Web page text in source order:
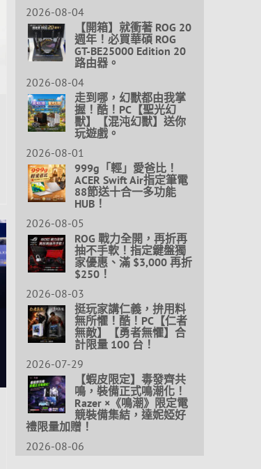
2026-08-04
【開箱】就衝著 ROG 20
週年！必買華碩 ROG
GT-BE25000 Edition 20
路由器。
2026-08-04
走到哪，幻獸都由我掌
握！酷！PC【聖光幻
獸】【混沌幻獸】送你
玩遊戲。
2026-08-01
999g「輕」愛爸比！
ACER Swift Air指定筆電
88節送十合一多功能
HUB！
2026-08-05
ROG 戰力全開，再折再
抽不手軟！指定鍵盤獨
家優惠、滿 $3,000 再折
$250！
2026-08-03
挺玩家講仁義，拚用料
無所懼！酷！PC【仁者
無敵】【勇者無懼】合
計限量 100 台！
2026-07-29
【蝦皮限定】毒發齊共
鳴，裝備正式鳴潮化！
Razer ×《鳴潮》限定電
競裝備集結，達妮婭好
禮限量加贈！
2026-08-06